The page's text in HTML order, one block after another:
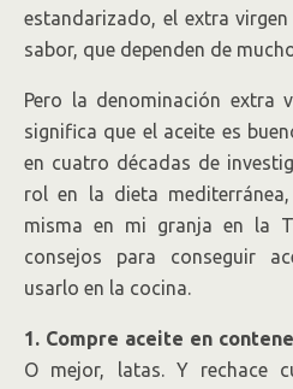
estandarizado, el extra
sabor, que dependen de
Pero la denominación extra
significa que el aceite es
en cuatro décadas de
rol en la dieta
misma en mi granja en la
consejos para conseguir
usarlo en la cocina.
1. Compre aceite en
O mejor, latas. Y rechace